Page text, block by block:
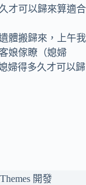
才可以歸來算適合
體搬歸來，上午我
娘傢瞭（媳婦
婦得多久才可以歸
開發